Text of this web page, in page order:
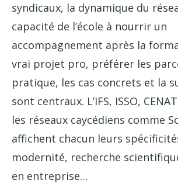
syndicaux, la dynamique du
capacité de l’école à nourrir un
accompagnement après la
vrai projet pro, préférer les
pratique, les cas concrets et la
sont centraux. L’IFS, ISSO,
les réseaux caycédiens comme
affichent chacun leurs
modernité, recherche
en entreprise…